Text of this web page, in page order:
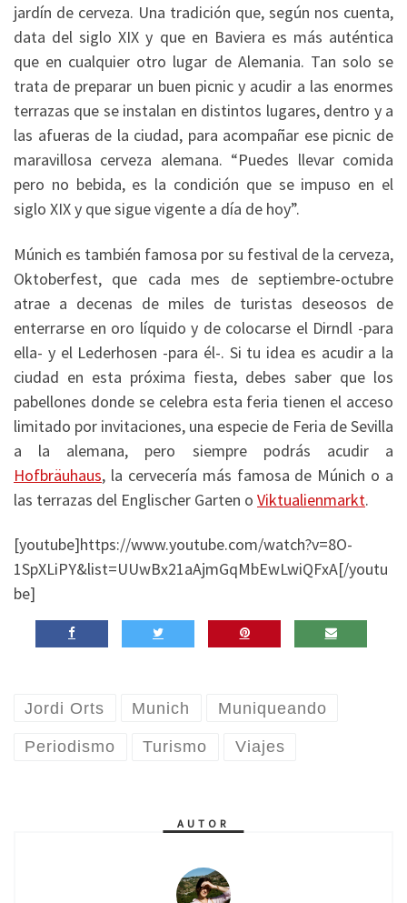
jardín de cerveza. Una tradición que, según nos cuenta,
data del siglo XIX y que en Baviera es más auténtica
que en cualquier otro lugar de Alemania. Tan solo se
trata de preparar un buen picnic y acudir a las enormes
terrazas que se instalan en distintos lugares, dentro y a
las afueras de la ciudad, para acompañar ese picnic de
maravillosa cerveza alemana. “Puedes llevar comida
pero no bebida, es la condición que se impuso en el
siglo XIX y que sigue vigente a día de hoy”.
Múnich es también famosa por su festival de la cerveza,
Oktoberfest, que cada mes de septiembre-octubre
atrae a decenas de miles de turistas deseosos de
enterrarse en oro líquido y de colocarse el Dirndl -para
ella- y el Lederhosen -para él-. Si tu idea es acudir a la
ciudad en esta próxima fiesta, debes saber que los
pabellones donde se celebra esta feria tienen el acceso
limitado por invitaciones, una especie de Feria de Sevilla
a la alemana, pero siempre podrás acudir a
Hofbräuhaus, la cervecería más famosa de Múnich o a
las terrazas del Englischer Garten o Viktualienmarkt.
[youtube]https://www.youtube.com/watch?v=8O-
1SpXLiPY&list=UUwBx21aAjmGqMbEwLwiQFxA[/youtu
be]
Jordi Orts Munich Muniqueando
Periodismo Turismo Viajes
AUTOR